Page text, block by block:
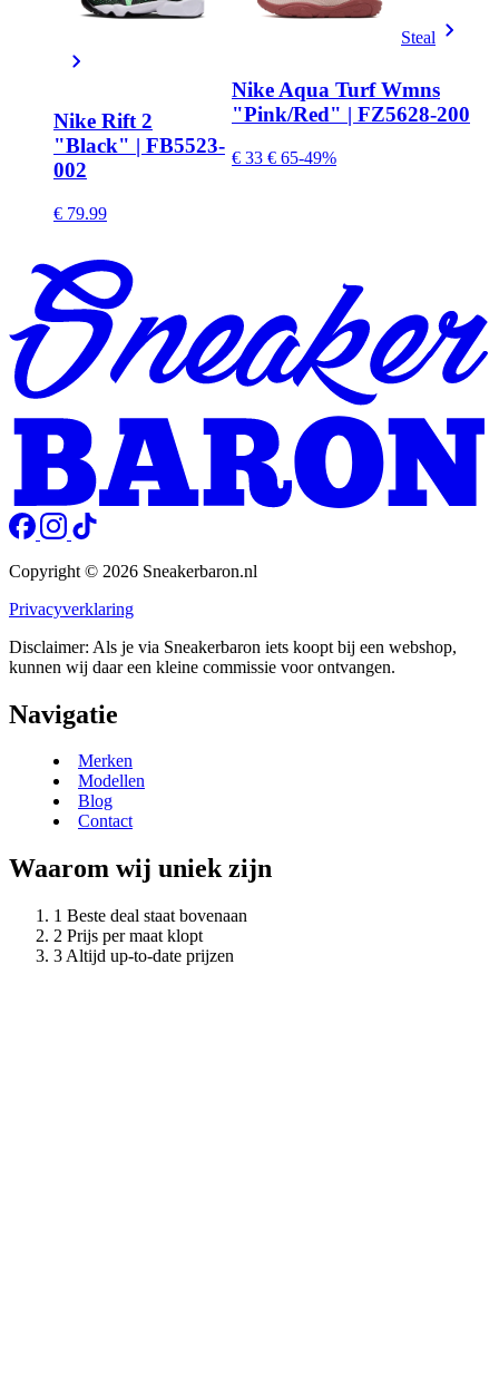
Nike Rift 2
"Black" | FB5523-
002
€ 79.99
Steal
Nike Aqua Turf Wmns
"Pink/Red" | FZ5628-200
€ 33 € 65-49%
Copyright © 2026 Sneakerbaron.nl
Privacyverklaring
Disclaimer: Als je via Sneakerbaron iets koopt bij een webshop,
kunnen wij daar een kleine commissie voor ontvangen.
Navigatie
Merken
Modellen
Blog
Contact
Waarom wij uniek zijn
Beste deal staat bovenaan
Prijs per maat klopt
Altijd up-to-date prijzen